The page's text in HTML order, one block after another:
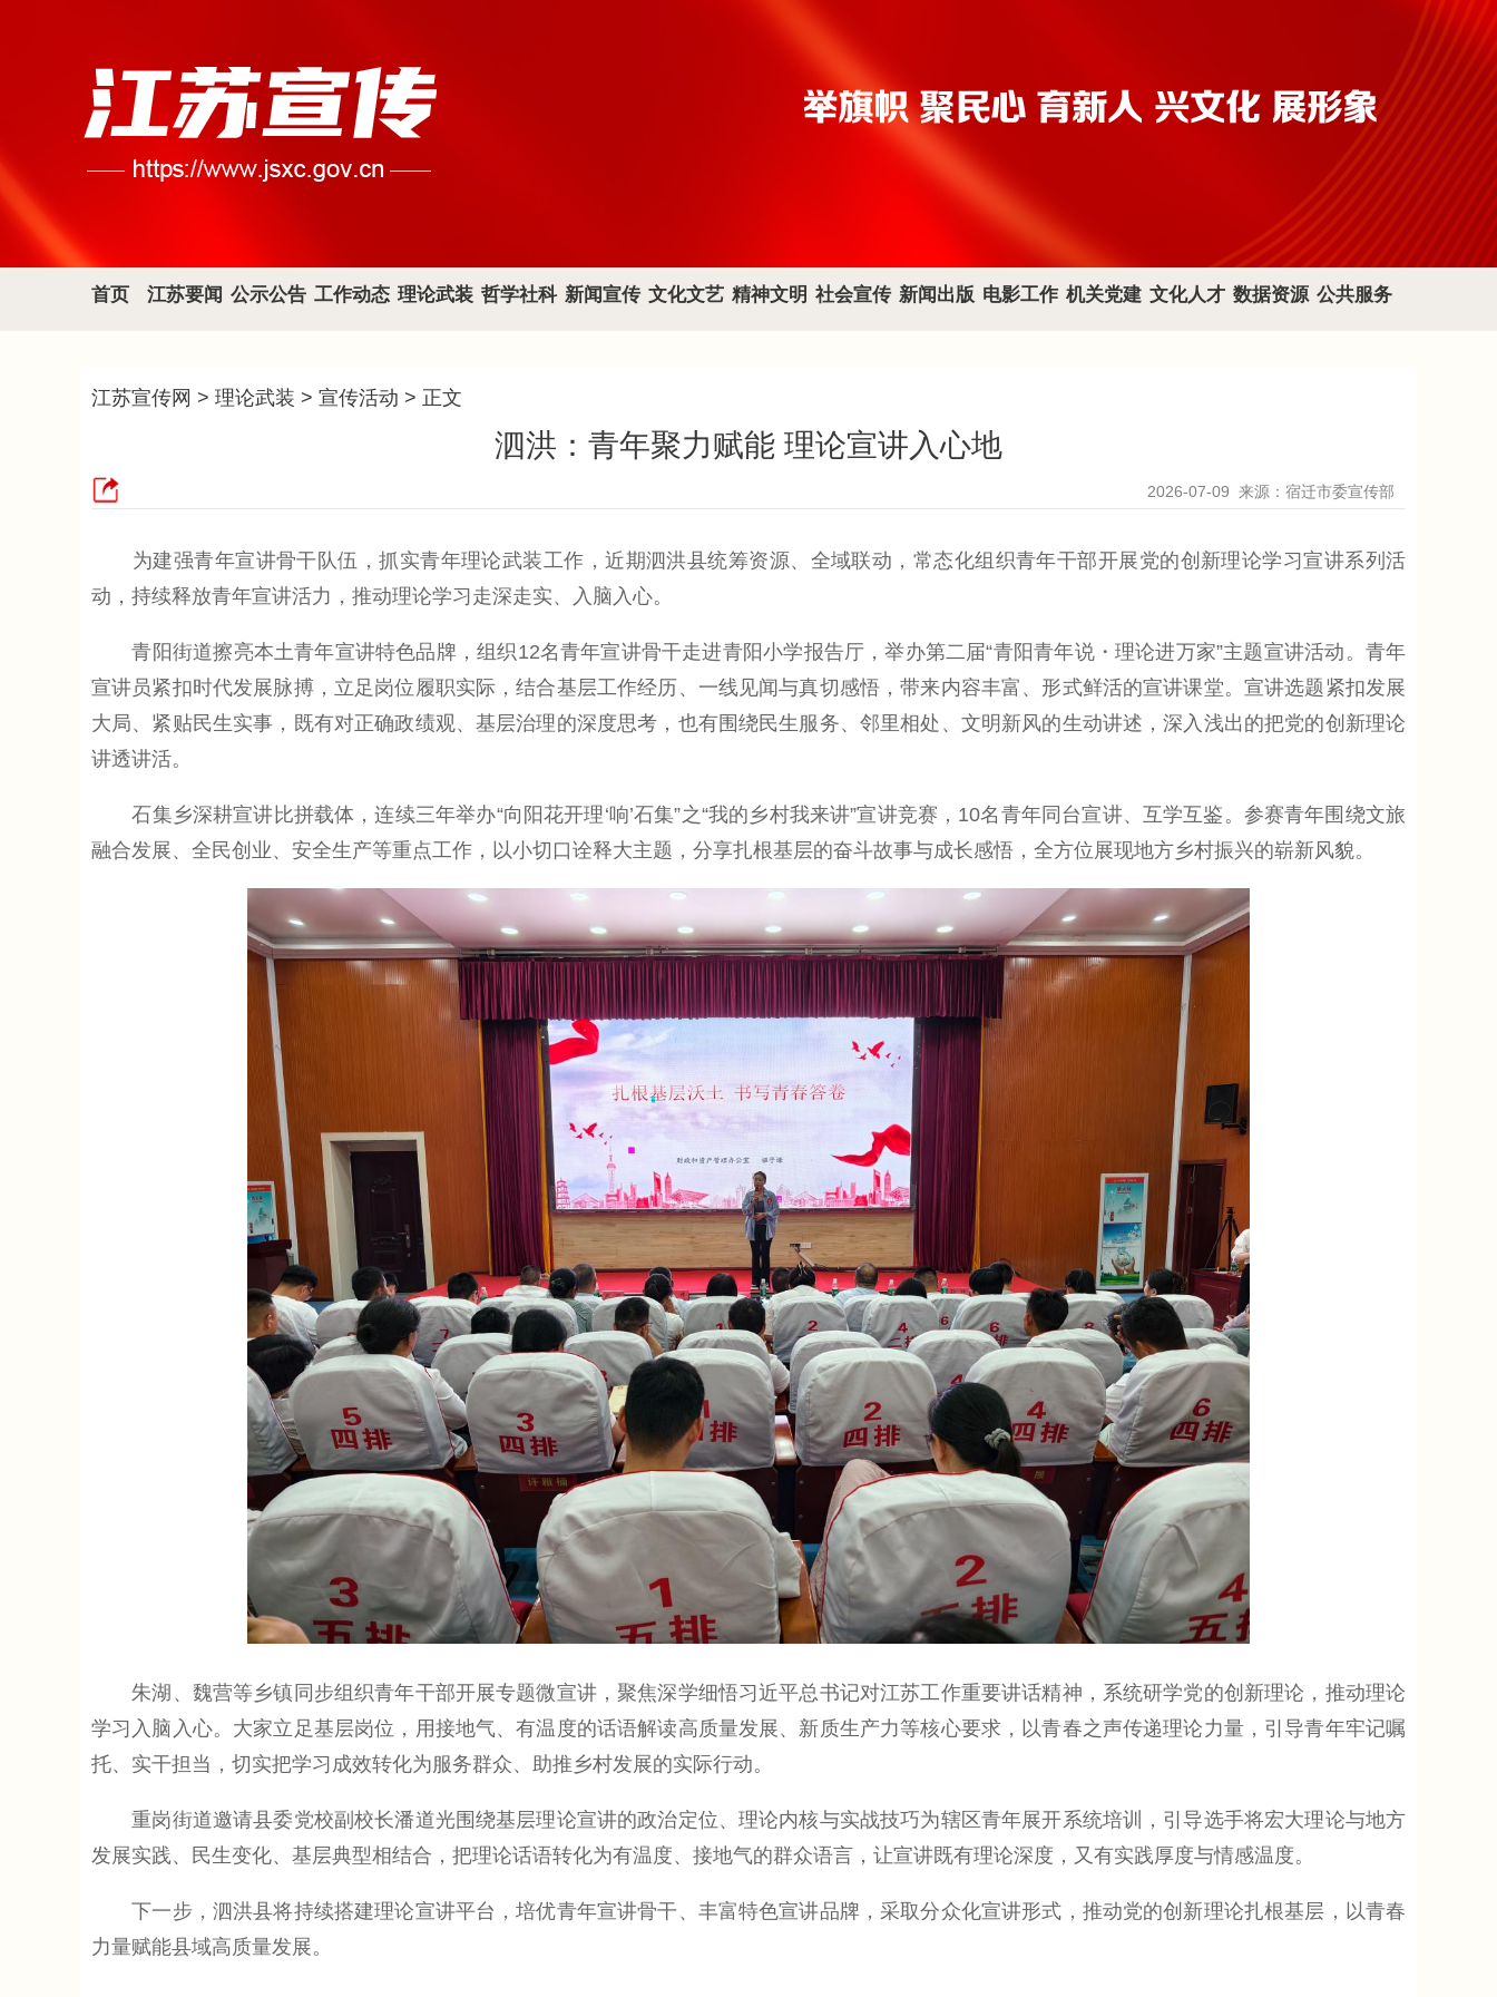
首页 江苏要闻 公示公告 工作动态 理论武装 哲学社科 新闻宣传 文化文艺 精神文明 社会宣传 新闻出版 电影工作 机关党建 文化人才 数据资源 公共服务
江苏宣传网 > 理论武装 > 宣传活动 > 正文
泗洪：青年聚力赋能 理论宣讲入心地
2026-07-09 来源：宿迁市委宣传部
为建强青年宣讲骨干队伍，抓实青年理论武装工作，近期泗洪县统筹资源、全域联动，常态化组织青年干部开展党的创新理论学习宣讲系列活
动，持续释放青年宣讲活力，推动理论学习走深走实、入脑入心。
青阳街道擦亮本土青年宣讲特色品牌，组织12名青年宣讲骨干走进青阳小学报告厅，举办第二届“青阳青年说・理论进万家”主题宣讲活动。青年
宣讲员紧扣时代发展脉搏，立足岗位履职实际，结合基层工作经历、一线见闻与真切感悟，带来内容丰富、形式鲜活的宣讲课堂。宣讲选题紧扣发展
大局、紧贴民生实事，既有对正确政绩观、基层治理的深度思考，也有围绕民生服务、邻里相处、文明新风的生动讲述，深入浅出的把党的创新理论
讲透讲活。
石集乡深耕宣讲比拼载体，连续三年举办“向阳花开理‘响’石集”之“我的乡村我来讲”宣讲竞赛，10名青年同台宣讲、互学互鉴。参赛青年围绕文旅
融合发展、全民创业、安全生产等重点工作，以小切口诠释大主题，分享扎根基层的奋斗故事与成长感悟，全方位展现地方乡村振兴的崭新风貌。
朱湖、魏营等乡镇同步组织青年干部开展专题微宣讲，聚焦深学细悟习近平总书记对江苏工作重要讲话精神，系统研学党的创新理论，推动理论
学习入脑入心。大家立足基层岗位，用接地气、有温度的话语解读高质量发展、新质生产力等核心要求，以青春之声传递理论力量，引导青年牢记嘱
托、实干担当，切实把学习成效转化为服务群众、助推乡村发展的实际行动。
重岗街道邀请县委党校副校长潘道光围绕基层理论宣讲的政治定位、理论内核与实战技巧为辖区青年展开系统培训，引导选手将宏大理论与地方
发展实践、民生变化、基层典型相结合，把理论话语转化为有温度、接地气的群众语言，让宣讲既有理论深度，又有实践厚度与情感温度。
下一步，泗洪县将持续搭建理论宣讲平台，培优青年宣讲骨干、丰富特色宣讲品牌，采取分众化宣讲形式，推动党的创新理论扎根基层，以青春
力量赋能县域高质量发展。